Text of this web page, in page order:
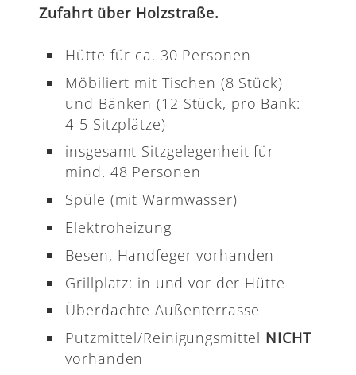
Zufahrt über Holzstraße.
Hütte für ca. 30 Personen
Möbiliert mit Tischen (8 Stück)
und Bänken (12 Stück, pro Bank:
4-5 Sitzplätze)
insgesamt Sitzgelegenheit für
mind. 48 Personen
Spüle (mit Warmwasser)
Elektroheizung
Besen, Handfeger vorhanden
Grillplatz: in und vor der Hütte
Überdachte Außenterrasse
Putzmittel/Reinigungsmittel NICHT
vorhanden